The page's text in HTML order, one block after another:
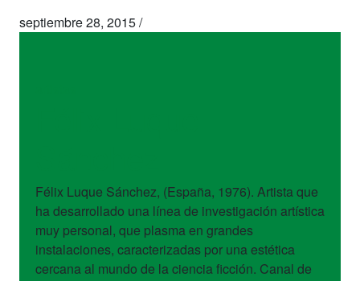
septiembre 28, 2015/
Félix Luque Sánchez, (España, 1976). Artista que
ha desarrollado una línea de investigación artística
muy personal, que plasma en grandes
instalaciones, caracterizadas por una estética
cercana al mundo de la ciencia ficción. Canal de